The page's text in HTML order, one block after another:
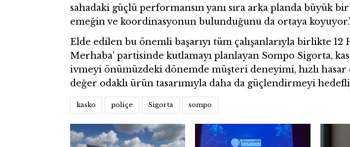
sahadaki güçlü performansın yanı sıra arka planda büyük
emeğin ve koordinasyonun bulunduğunu da ortaya
Elde edilen bu önemli başarıyı tüm çalışanlarıyla birlikte 12
Merhaba’ partisinde kutlamayı planlayan Sompo Sigorta,
ivmeyi önümüzdeki dönemde müşteri deneyimi, hızlı
değer odaklı ürün tasarımıyla daha da güçlendirmeyi
kasko poliçe Sigorta sompo